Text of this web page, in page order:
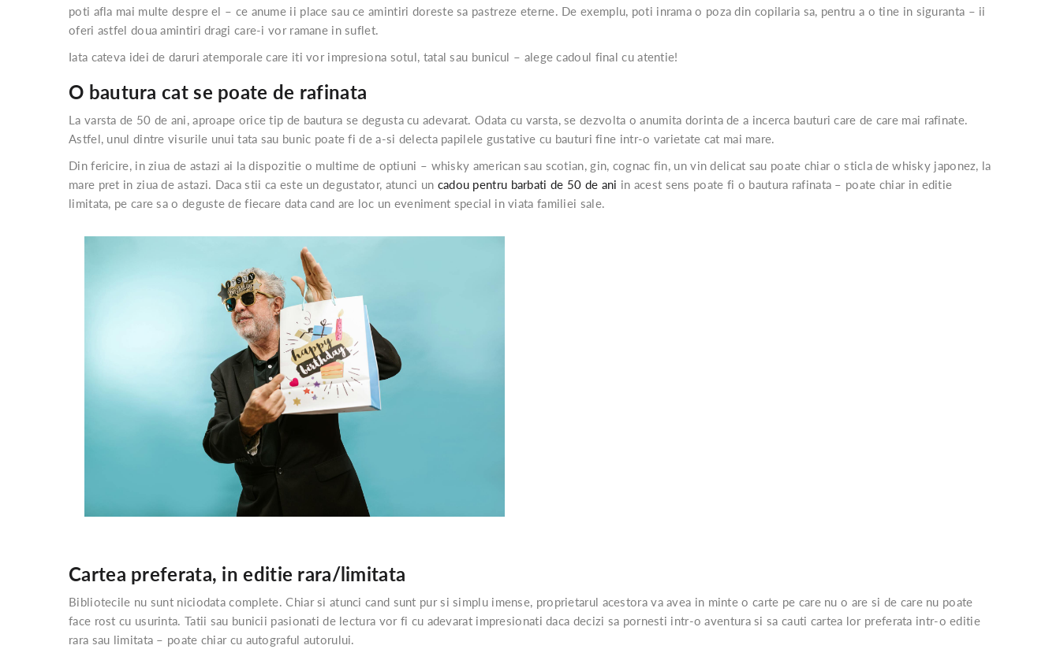
poti afla mai multe despre el – ce anume ii place sau ce amintiri doreste sa pastreze eterne. De exemplu, poti inrama o poza din copilaria sa, pentru a o tine in siguranta – ii
oferi astfel doua amintiri dragi care-i vor ramane in suflet.
Iata cateva idei de daruri atemporale care iti vor impresiona sotul, tatal sau bunicul – alege cadoul final cu atentie!
O bautura cat se poate de rafinata
La varsta de 50 de ani, aproape orice tip de bautura se degusta cu adevarat. Odata cu varsta, se dezvolta o anumita dorinta de a incerca bauturi care de care mai rafinate.
Astfel, unul dintre visurile unui tata sau bunic poate fi de a-si delecta papilele gustative cu bauturi fine intr-o varietate cat mai mare.
Din fericire, in ziua de astazi ai la dispozitie o multime de optiuni – whisky american sau scotian, gin, cognac fin, un vin delicat sau poate chiar o sticla de whisky japonez, la
mare pret in ziua de astazi. Daca stii ca este un degustator, atunci un cadou pentru barbati de 50 de ani in acest sens poate fi o bautura rafinata – poate chiar in editie
limitata, pe care sa o deguste de fiecare data cand are loc un eveniment special in viata familiei sale.
Cartea preferata, in editie rara/limitata
Bibliotecile nu sunt niciodata complete. Chiar si atunci cand sunt pur si simplu imense, proprietarul acestora va avea in minte o carte pe care nu o are si de care nu poate
face rost cu usurinta. Tatii sau bunicii pasionati de lectura vor fi cu adevarat impresionati daca decizi sa pornesti intr-o aventura si sa cauti cartea lor preferata intr-o editie
rara sau limitata – poate chiar cu autograful autorului.